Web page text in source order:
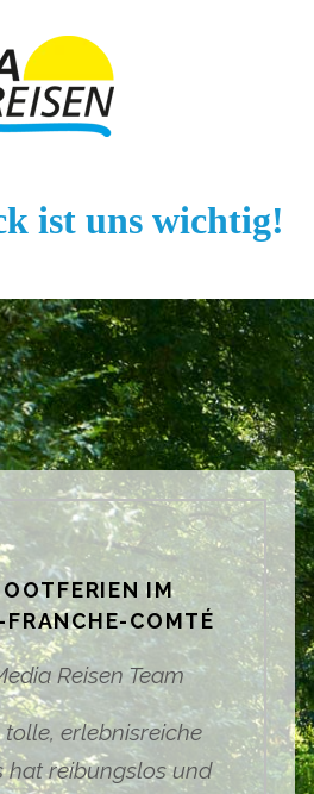
ist uns wichtig!
IM
FRANCHE-COMTÉ
Reisen Team
erlebnisreiche
hat reibungslos und